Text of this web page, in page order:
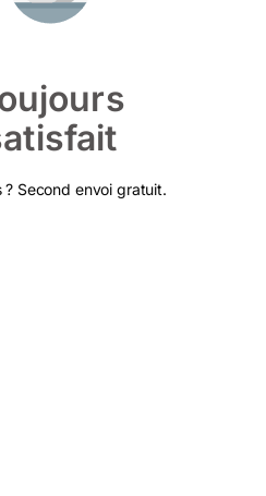
? Second envoi gratuit.